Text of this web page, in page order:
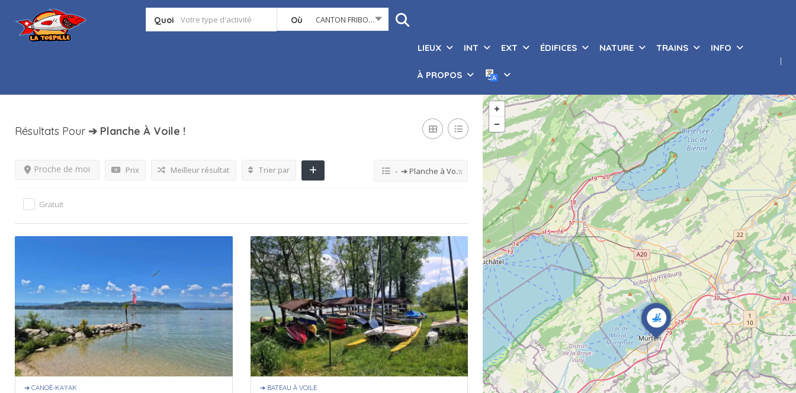
Quoi Où CANTON FRIBOURG
LIEUX INT EXT ÉDIFICES NATURE TRAINS INFO
À PROPOS
Résultats Pour ➔ Planche À Voile !
Prix
Proche de moi Meilleur résultat Trier par - ➔ Planche à Voile
Gratuit
➔ CANOË-KAYAK ➔ BATEAU À VOILE